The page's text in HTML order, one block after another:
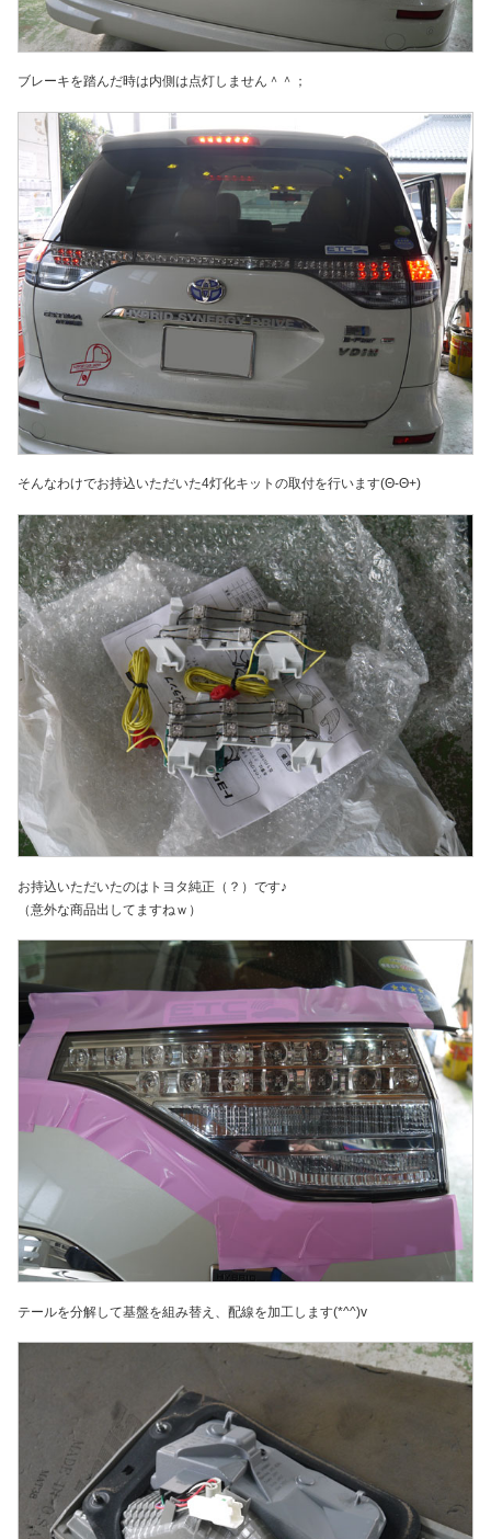
ブレーキを踏んだ時は内側は点灯しません＾＾；
そんなわけでお持込いただいた4灯化キットの取付を行います(Θ-Θ+)
お持込いただいたのはトヨタ純正（？）です♪
（意外な商品出してますねｗ）
テールを分解して基盤を組み替え、配線を加工します(*^^)v